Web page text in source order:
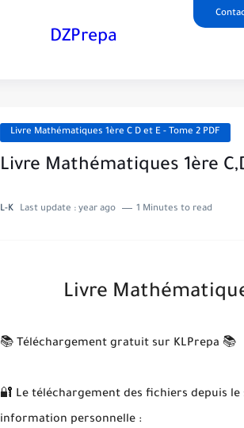
DZPrepa
Livre Mathématiques 1ère C D et E - Tome 2 PDF
Livre Mathématiques 1ère
L-K Last update : year ago 1 Minutes to read
Livre
📚 Téléchargement gratuit sur KLPrepa 📚
🔐 Le téléchargement des fichiers depuis
information personnelle :